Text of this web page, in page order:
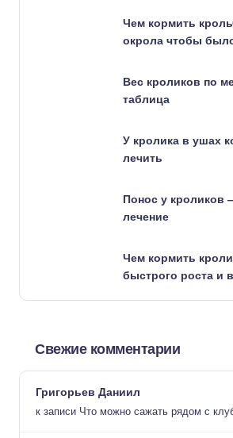
Чем кормить
окрола чтобы
Вес кроликов по
таблица
У кролика в ушах
лечить
Понос у кроликов
лечение
Чем кормить
быстрого роста и
Свежие комментарии
Григорьев Даниил
к записи Что можно сажать рядом с